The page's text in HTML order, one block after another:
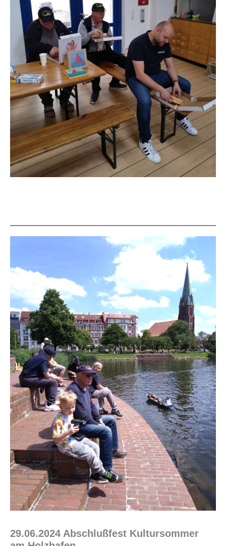
29.06.2024 Abschlußfest Kultursommer